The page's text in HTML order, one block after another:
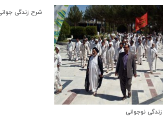
نوجوانی
شرح زندگی